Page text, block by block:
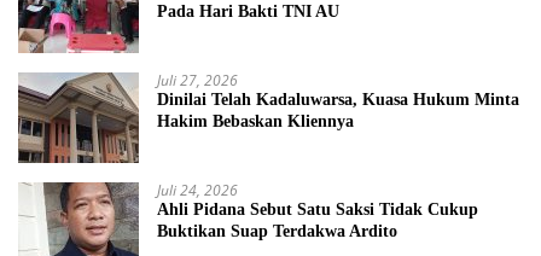
Pada Hari Bakti TNI AU
Juli 27, 2026
Dinilai Telah Kadaluwarsa, Kuasa Hukum Minta
Hakim Bebaskan Kliennya
Juli 24, 2026
Ahli Pidana Sebut Satu Saksi Tidak Cukup
Buktikan Suap Terdakwa Ardito